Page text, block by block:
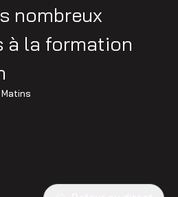
nombreux
à la formation